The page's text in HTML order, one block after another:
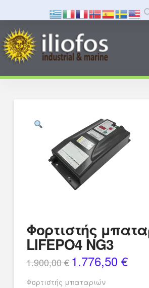
Φορτιστής
LIFEPO4 NG3
1.900,00€ Original
price
1.900,00 €.
1.776,50 €Η
Φορτιστής μπαταριών